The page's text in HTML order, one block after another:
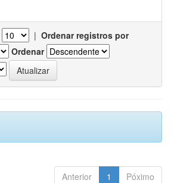
| Ordenar registros por
Ordenar
Anterior 1 Póximo